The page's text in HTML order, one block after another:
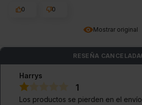
Mostrar original
0
0
RESEÑA CANCELADA
Harrys
1
Los productos se pierden en el envío